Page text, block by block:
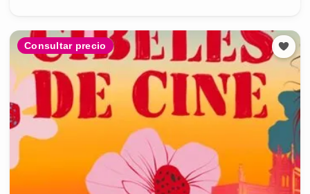
Consultar precio